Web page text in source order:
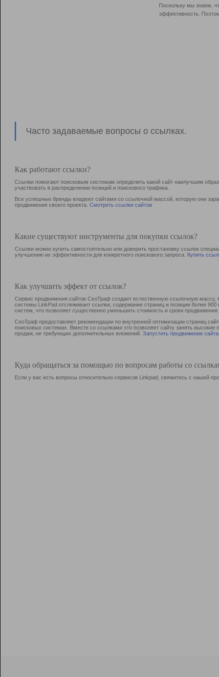
Поскольку мы знаем,
эффективность.
Часто задаваемые вопросы о ссылках.
Как работают ссылки?
Ссылки помогают поисковым системам определить какой сайт наилучшим
участвовать в раcпределении позиций и поискового трафика.
Все успешные бренды владеют сайтами со ссылочной массой, которую они
продвижения своего проекта. Смотреть ссылки сайтов
Какие существуют инструменты для покупки ссылок?
Ссылки можно купить самостоятельно или доверить простановку ссылок
улучшению их эффективности для конкретного поискового запроса. Купить
Как улучшить эффект от ссылок?
Сервис продвижения сайтов СеоТраф создает естественную ссылочную
системы LinkPad отслеживает ссылки, содержание страниц и позиции более
систем, что позволяет существенно уменьшить стоимость и сроки продвижения.
СеоТраф предоставляет рекомендации по внутренней оптимизации страниц
поисковых системах. Вместе со ссылками это позволяет сайту занять
продаж, не требующих дополнительных вложений. Запустить продвижение сайта
Куда обращаться за помощью по вопросам работы со
Если у вас есть вопросы относительно сервисов Linkpad, свяжитесь с нашей